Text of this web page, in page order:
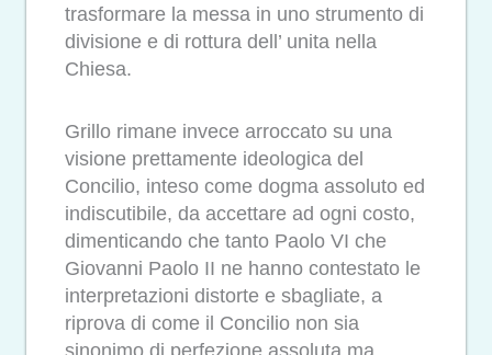
trasformare la messa in uno strumento di
divisione e di rottura dell’ unita nella
Chiesa.
Grillo rimane invece arroccato su una
visione prettamente ideologica del
Concilio, inteso come dogma assoluto ed
indiscutibile, da accettare ad ogni costo,
dimenticando che tanto Paolo VI che
Giovanni Paolo II ne hanno contestato le
interpretazioni distorte e sbagliate, a
riprova di come il Concilio non sia
sinonimo di perfezione assoluta ma